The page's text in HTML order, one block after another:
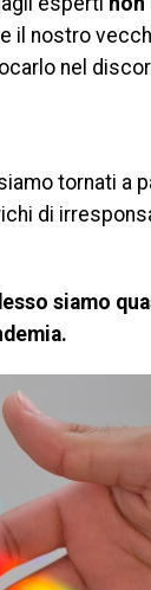
il nostro
nel
tornati a
di
siamo